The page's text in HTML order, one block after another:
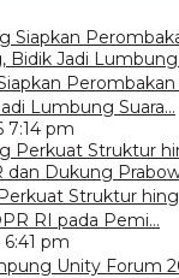
Lumbung Suara…
7:14 pm
Struktur
RI pada Pemi…
pm